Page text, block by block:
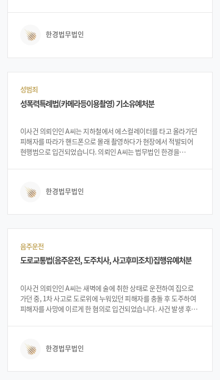
C씨를 강제로 추행을 하였다 하여 고소를 하였습니다. 준강제추행
혼자 사건을 진행하기에는 무리가 있다고 판단한 후 억울함을
상담하였습니다. 법무법인 한경의 변호인단은 A씨의 무혐의 입증
무혐의 입증을 원하였고, 변호사 상담을 통하여 무혐의 입증 목표로
사건 진행을 하였습니다.
한경법무법인
성범죄
성폭력특례법(카메라등이용촬영) 기소유예처분
이사건 의뢰인인 A씨는 지하철에서 에스컬레이터를 타고 올라가던
피해자를 따라가 핸드폰으로 몰래 촬영하다가 현장에서 적발되어
현행범으로 입건되었습니다. 의뢰인 A씨는 법무법인 한경을
지장이 생기지 않도록 기소유예를 받기 원하였습니다.
한경법무법인
음주운전
도로교통법(음주운전, 도주치사, 사고후미조치)집행유예처분
이사건 의뢰인인 A씨는 새벽에 술에 취한 상태로 운전하여 집으로
가던 중, 1차 사고로 도로위에 누워있던 피해자를 충돌 후 도주하여
피해자를 사망에 이르게 한 혐의로 입건되었습니다. 사건 발생 후
진술 등을 토대로 1) 음주 사실은 인정하나, 그 장소에서 차량을
이동하여 전화를 거는 중이었으며, 2) 1차사고 후 피해자가 도로에
난 상황이라 피해자 사망에 대한 책임을 혼자 부담하기 어렵다는 점
한경법무법인